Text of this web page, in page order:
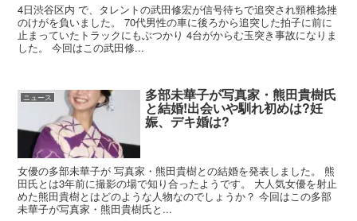
4日渋谷区内 で、タレントの武田修宏が信号待ちで追突され頸椎捻挫
のけがを負いました。 70代男性の車に後ろから追突した拍子に前に
止まっていたトラックにもぶつかり 4台がからむ玉突き事故になりま
した。 今回はこの武田修...
ニュース 多部未華子が写真家・熊田貴樹氏
と結婚!出会いや馴れ初めは?妊
娠、デキ婚は?
女優の多部未華子が 写真家・熊田貴樹との結婚を発表しました。 熊
田氏とは3年前に撮影の場で知り合ったようです。 大人気女優を射止
めた熊田貴樹とはどのような人物なのでしょうか？ 今回はこの多部
未華子が写真家・熊田貴樹氏と...